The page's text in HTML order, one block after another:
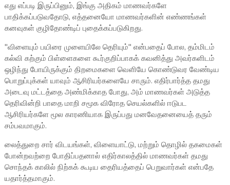
எது எப்படி இருப்பினும், இங்கு அதிகம் மாணவர்களே
பாதிக்கப்படுவதோடு, எத்தனையோ மாணவர்களின் எண்ணங்கள்
கனவுகள் குழிதோண்டிப் புதைக்கப்படுகிறது.
"விளையும் பயிரை முளையிலே தெரியும்" என்பதைப் போல, தம்மிடம்
கல்வி கற்கும் பிள்ளைகளை கூர்குறிப்பாகக் கவனித்து அவர்களிடம்
ஒழிந்து போயிருக்கும் திறமைகளை வெளியே கொண்டுவர வேண்டிய
பொறுப்புக்கள் யாவும் ஆசிரியர்களையே சாரும். எதிர்பார்த்த தமது
அடைவு மட்டத்தை அண்மிக்காத போது, அம் மாணவர்கள் அடுத்த
தெரிவின்றி பாதை மாறி சமூக விரோத செயல்களில் ஈடுபட
ஆசிரியர்களே மூல காரணியாக இருப்பது மனவேதனையைத் தரும்
சம்பவமாகும்.
லைத்துறை சார் விடயங்கள், விளையாட்டு, மற்றும் தொழில் தகமைகள்
போன்றவற்றை போதிப்பதனால் எதிர்காலத்தில் மாணவர்கள் தமது
சொந்தக் காலில் நிற்கக் கூடிய தைரியத்தைப் பெறுவார்கள் என்பதே
யதார்த்தமாகும்.